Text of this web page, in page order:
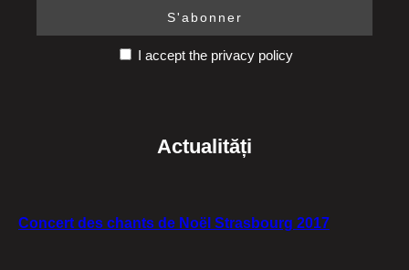
I accept the privacy policy
Actualități
Concert des chants de Noël Strasbourg 2017